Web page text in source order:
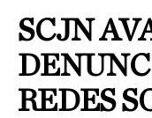
SCJN
REDES